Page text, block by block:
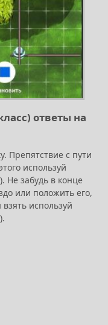
ответы на
Препятствие с пути
используй
Не забудь в конце
или положить его,
используй